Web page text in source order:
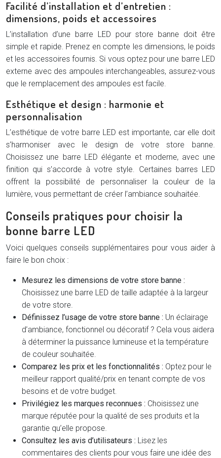
Facilité d’installation et d’entretien :
dimensions, poids et accessoires
L’installation d’une barre LED pour store banne doit être
simple et rapide. Prenez en compte les dimensions, le poids
et les accessoires fournis. Si vous optez pour une barre LED
externe avec des ampoules interchangeables, assurez-vous
que le remplacement des ampoules est facile.
Esthétique et design : harmonie et
personnalisation
L’esthétique de votre barre LED est importante, car elle doit
s’harmoniser avec le design de votre store banne.
Choisissez une barre LED élégante et moderne, avec une
finition qui s’accorde à votre style. Certaines barres LED
offrent la possibilité de personnaliser la couleur de la
lumière, vous permettant de créer l’ambiance souhaitée.
Conseils pratiques pour choisir la
bonne barre LED
Voici quelques conseils supplémentaires pour vous aider à
faire le bon choix :
Mesurez les dimensions de votre store banne :
Choisissez une barre LED de taille adaptée à la largeur
de votre store.
Définissez l’usage de votre store banne : Un éclairage
d’ambiance, fonctionnel ou décoratif ? Cela vous aidera
à déterminer la puissance lumineuse et la température
de couleur souhaitée.
Comparez les prix et les fonctionnalités : Optez pour le
meilleur rapport qualité/prix en tenant compte de vos
besoins et de votre budget.
Privilégiez les marques reconnues : Choisissez une
marque réputée pour la qualité de ses produits et la
garantie qu’elle propose.
Consultez les avis d’utilisateurs : Lisez les
commentaires des clients pour vous faire une idée des